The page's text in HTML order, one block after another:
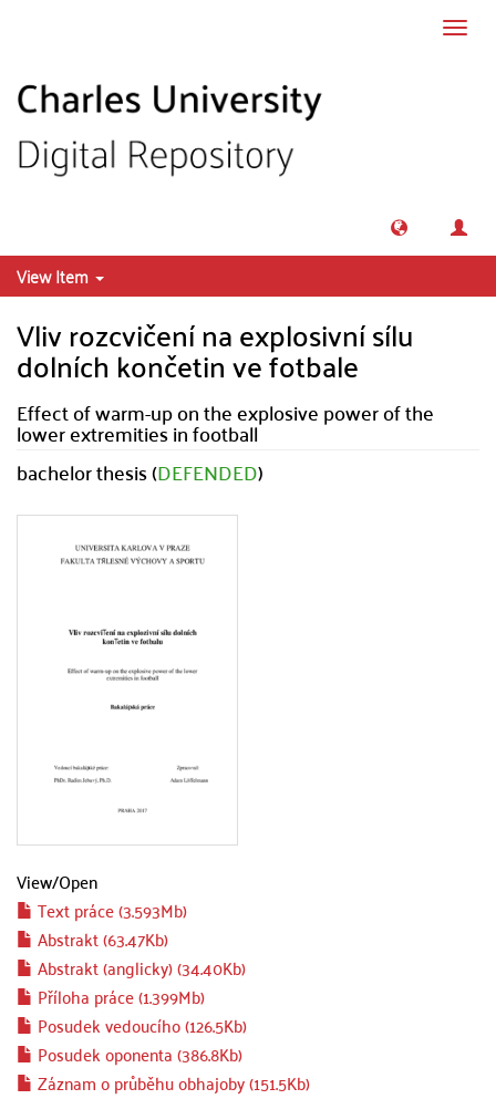
View Item
Vliv rozcvičení na explosivní sílu
dolních končetin ve fotbale
Effect of warm-up on the explosive power of the
lower extremities in football
bachelor thesis (DEFENDED)
View/Open
Text práce (3.593Mb)
Abstrakt (63.47Kb)
Abstrakt (anglicky) (34.40Kb)
Příloha práce (1.399Mb)
Posudek vedoucího (126.5Kb)
Posudek oponenta (386.8Kb)
Záznam o průběhu obhajoby (151.5Kb)